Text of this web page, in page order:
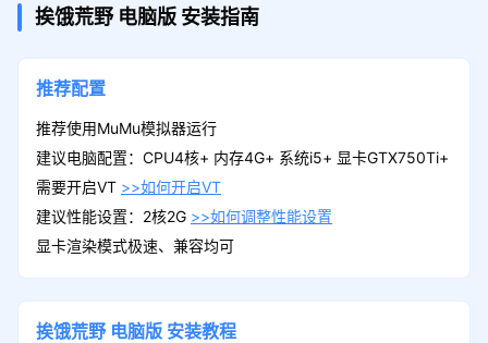
挨饿荒野 电脑版 安装指南
推荐配置
推荐使用MuMu模拟器运行
建议电脑配置：CPU4核+ 内存4G+ 系统i5+ 显卡GTX750Ti+
需要开启VT >>如何开启VT
建议性能设置：2核2G >>如何调整性能设置
显卡渲染模式极速、兼容均可
挨饿荒野 电脑版 安装教程